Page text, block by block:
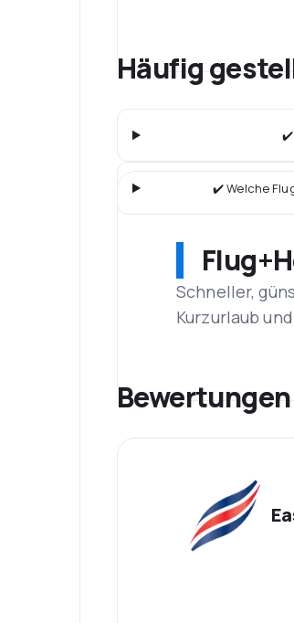
Häufig
✔️
✔️ Welche
Schneller,
Kurzurlaub
Bewertungen